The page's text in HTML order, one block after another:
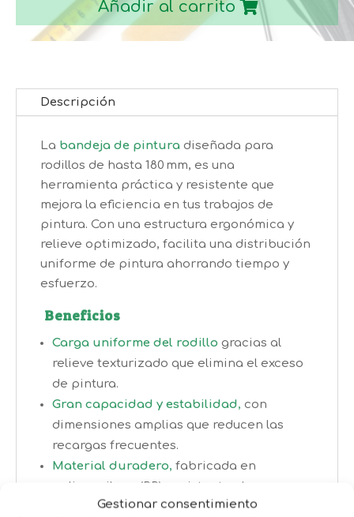
Gestionar consentimiento
PINTURA
cantidad
Añadir al carrito
Descripción
La bandeja de pintura diseñada para
rodillos de hasta 180 mm, es una
herramienta práctica y resistente que
mejora la eficiencia en tus trabajos de
pintura. Con una estructura ergonómica y
relieve optimizado, facilita una distribución
uniforme de pintura ahorrando tiempo y
esfuerzo.
Beneficios
Carga uniforme del rodillo gracias al
relieve texturizado que elimina el exceso
de pintura.
Gran capacidad y estabilidad, con
dimensiones amplias que reducen las
recargas frecuentes.
Material duradero, fabricada en
polipropileno (PP), resistente al uso
intensivo.